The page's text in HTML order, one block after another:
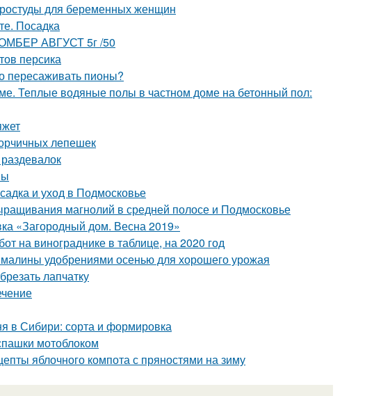
для беременных женщин
Посадка
АВГУСТ 5г /50
персика
пересаживать пионы?
Теплые водяные полы в частном доме на бетонный пол:
лепешек
и уход в Подмосковье
магнолий в средней полосе и Подмосковье
«Загородный дом. Весна 2019»
на винограднике в таблице, на 2020 год
удобрениями осенью для хорошего урожая
лапчатку
в Сибири: сорта и формировка
мотоблоком
яблочного компота с пряностями на зиму